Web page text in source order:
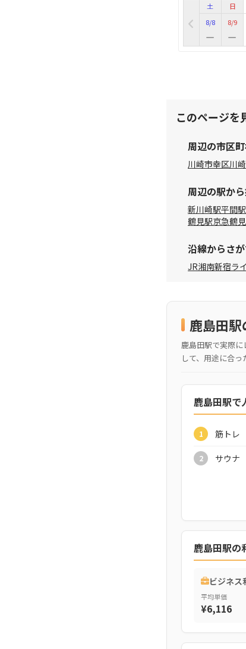
土
8/8
日
8/9
このページを
周辺の市区
川崎市幸区川
周辺の駅か
新川崎駅平間駅
鶴見駅京急鶴
沿線からさ
JR湘南新宿ラ
鹿島田
鹿島田駅で実際に
して、用途に合っ
鹿島田駅で
1 筋トレ
2 サウナ
鹿島田駅の
ビジネス
平均単価
¥6,116